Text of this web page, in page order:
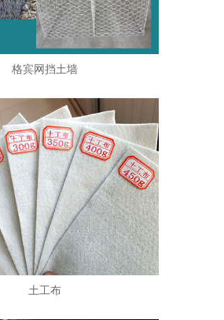
格宾网挡土墙
土工布